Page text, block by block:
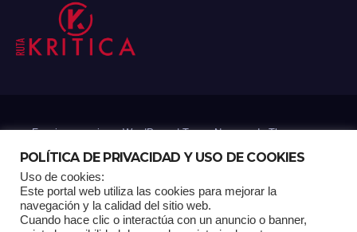
Funciona gracias a WordPress|Tema: Newsup deThemeansar
POLÍTICA DE PRIVACIDAD Y USO DE COOKIES
Uso de cookies:
Este portal web utiliza las cookies para mejorar la
navegación y la calidad del sitio web.
Cuando hace clic o interactúa con un anuncio o banner,